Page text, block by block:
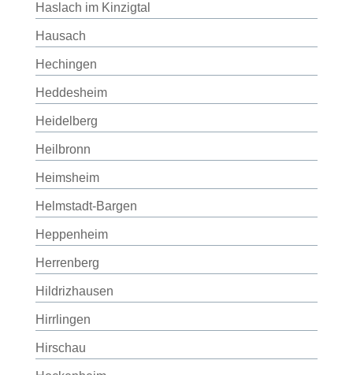
Haslach im Kinzigtal
Hausach
Hechingen
Heddesheim
Heidelberg
Heilbronn
Heimsheim
Helmstadt-Bargen
Heppenheim
Herrenberg
Hildrizhausen
Hirrlingen
Hirschau